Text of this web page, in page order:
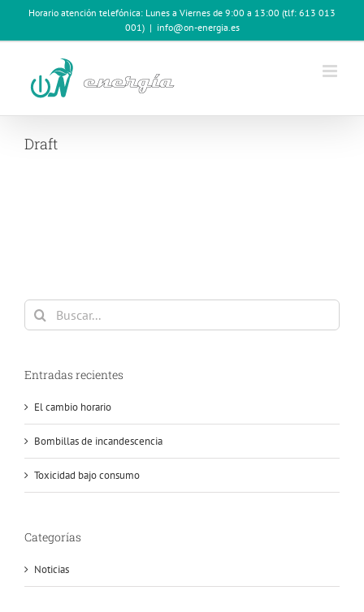
contenido
Horario atención telefónica: Lunes a Viernes de 9:00 a 13:00 (tlf: 613 013
001) | info@on-energia.es
Draft
Buscar:
Entradas recientes
El cambio horario
Bombillas de incandescencia
Toxicidad bajo consumo
Categorías
Noticias